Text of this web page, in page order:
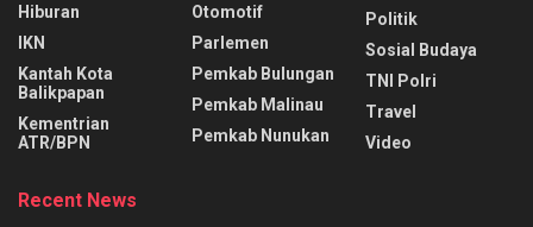
Hiburan
IKN
Kantah Kota
Balikpapan
Kementrian
ATR/BPN
Otomotif
Parlemen
Pemkab Bulungan
Pemkab Malinau
Pemkab Nunukan
Politik
Sosial Budaya
TNI Polri
Travel
Video
Recent News